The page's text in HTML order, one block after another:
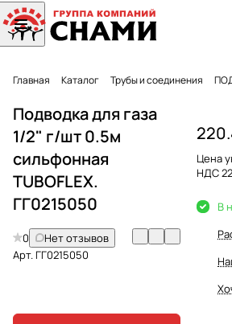
Главная Каталог Трубы и соединения
Подводка для газа
1/2" г/шт 0.5м
сильфонная
TUBOFLEX.
ГГ0215050
0
Нет отзывов
Арт.ГГ0215050
Цена
НДС
В